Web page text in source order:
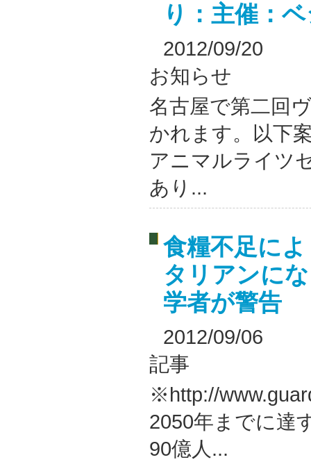
り：主催：
2012/09/20
お知らせ
名古屋で第二回
かれます。以下
アニマルライツ
あり...
食糧不足に
タリアンに
学者が警告
2012/09/06
記事
※http://
2050年までに達
90億人...